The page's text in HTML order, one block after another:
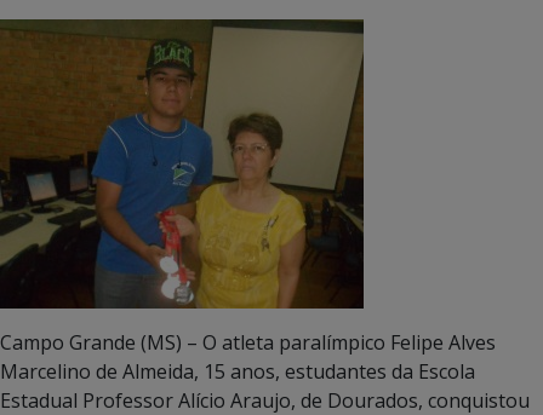
Campo Grande (MS) – O atleta paralímpico Felipe Alves
Marcelino de Almeida, 15 anos, estudantes da Escola
Estadual Professor Alício Araujo, de Dourados, conquistou